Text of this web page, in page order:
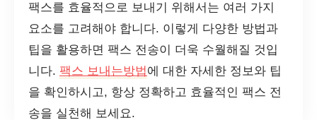
팩스를 효율적으로 보내기 위해서는 여러 가지
요소를 고려해야 합니다. 이렇게 다양한 방법과
팁을 활용하면 팩스 전송이 더욱 수월해질 것입
니다. 팩스 보내는방법에 대한 자세한 정보와 팁
을 확인하시고, 항상 정확하고 효율적인 팩스 전
송을 실천해 보세요.